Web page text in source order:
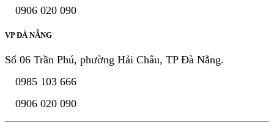
0906 020 090
VP ĐÀ NẴNG
Số 06 Trần Phú, phường Hải Châu, TP Đà Nẵng.
0985 103 666
0906 020 090